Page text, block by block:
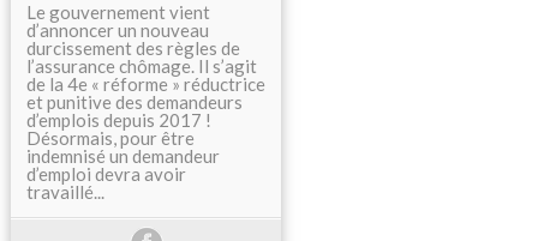
Le gouvernement vient
d’annoncer un nouveau
durcissement des règles de
l’assurance chômage. Il s’agit
de la 4e « réforme » réductrice
et punitive des demandeurs
d’emplois depuis 2017 !
Désormais, pour être
indemnisé un demandeur
d’emploi devra avoir
travaillé...